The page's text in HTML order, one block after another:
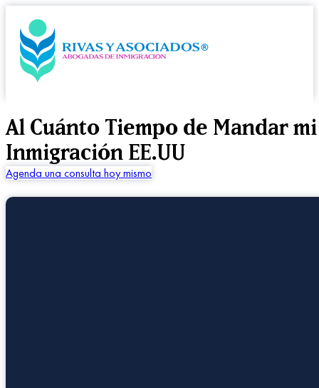
Al Cuánto Tiempo de Mandar
Inmigración EE.UU
Agenda una consulta hoy mismo